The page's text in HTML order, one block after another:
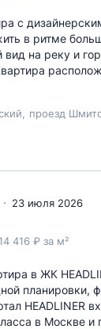
с
в ритме
на реку и
проезд
23 июля 2026
416 ₽ за м²
в ЖК
планировки,
в Москве и